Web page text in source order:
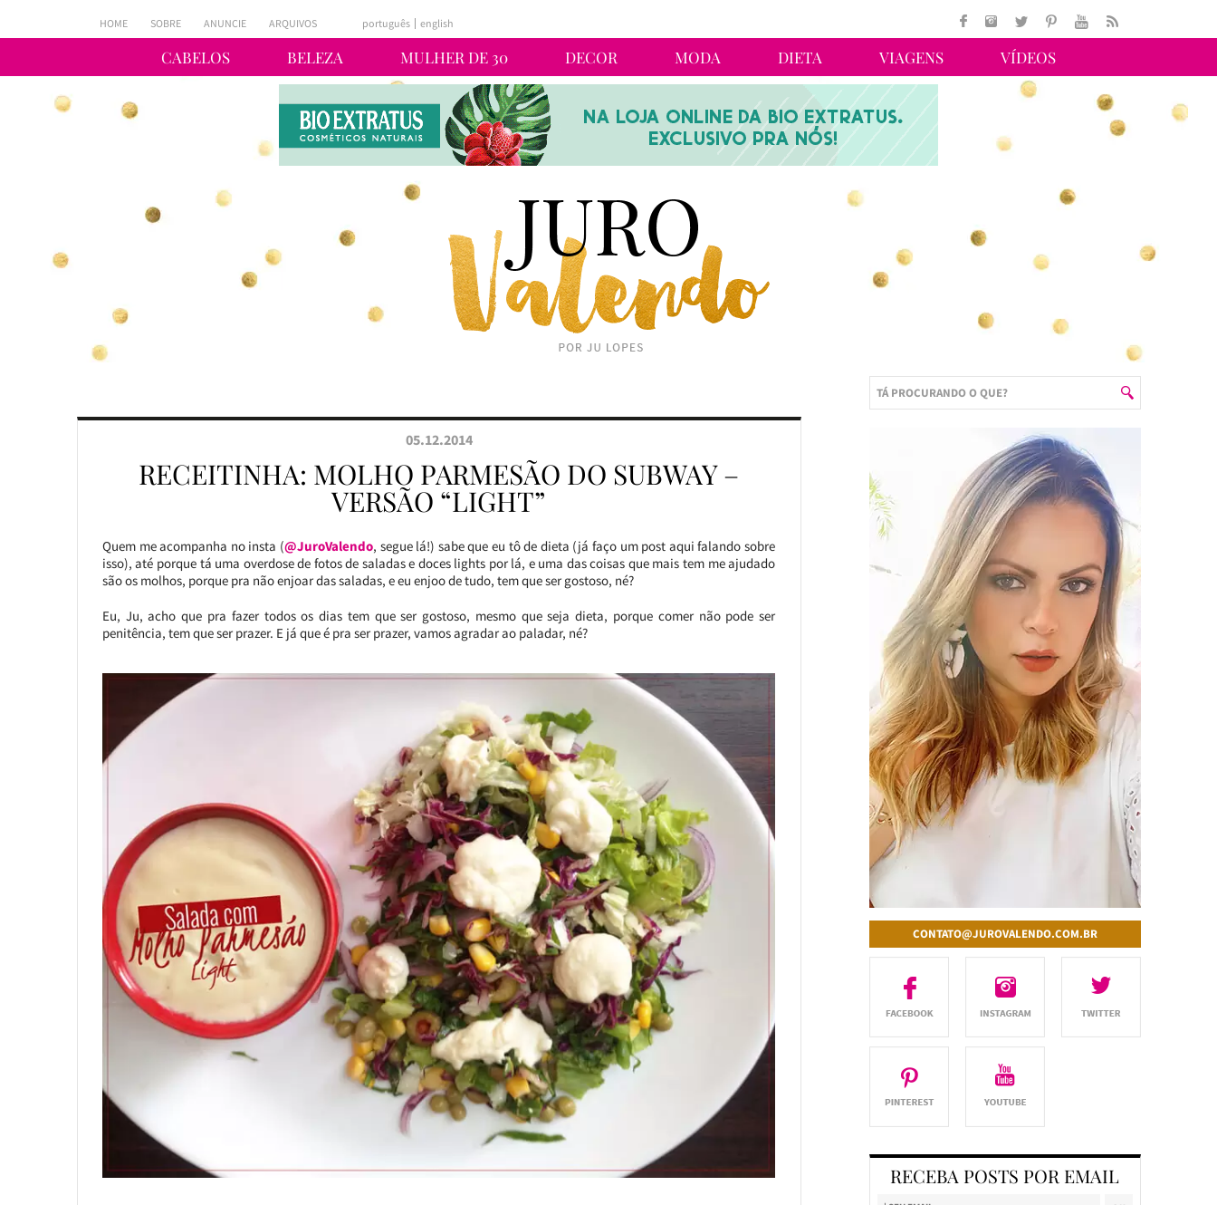
CABELOS BELEZA MULHER DE 30 DECOR MODA DIETA VIAGENS VÍDEOS
HOME SOBRE ANUNCIE ARQUIVOS português english
05.12.2014
RECEITINHA: MOLHO PARMESÃO DO SUBWAY –
VERSÃO “LIGHT”
Quem me acompanha no insta (@JuroValendo, segue lá!) sabe que eu tô de dieta (já faço um post aqui falando sobre
isso), até porque tá uma overdose de fotos de saladas e doces lights por lá, e uma das coisas que mais tem me ajudado
são os molhos, porque pra não enjoar das saladas, e eu enjoo de tudo, tem que ser gostoso, né?
Eu, Ju, acho que pra fazer todos os dias tem que ser gostoso, mesmo que seja dieta, porque comer não pode ser
penitência, tem que ser prazer. E já que é pra ser prazer, vamos agradar ao paladar, né?
CONTATO@JUROVALENDO.COM.BR
RECEBA POSTS POR EMAIL